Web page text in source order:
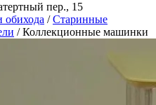
пер., 15
обихода / Старинные
/ Коллекционные машинки